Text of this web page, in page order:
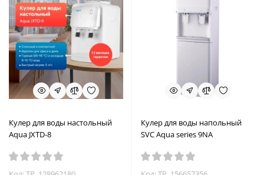
Кулер для воды настольный
Aqua JXTD-8
Кулер для воды напольный
SVC Aqua series 9NA